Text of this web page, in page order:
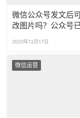
微信公众号发文后
改图片吗？公众号
2020年12月17日
微信运营